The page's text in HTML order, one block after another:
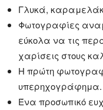
Γλυκά,
Φωτογραφίες
εύκολα να τις
χαρίσεις στους
Η πρώτη
υπερηχογράφημα.
Ένα προσωπικό